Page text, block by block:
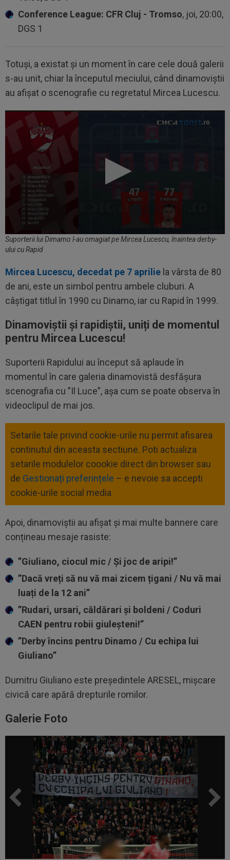
Conference League: CFR Cluj - Tromso, joi, 20:00,
DGS 1
Totuși, a existat și un moment în care cele două galerii
s-au unit, chiar la începutul meciului, când dinamoviștii
au afișat o scenografie cu regretatul Mircea Lucescu.
Suporterii lui Dimamo l-au omagiat pe Mircea Lucescu, înaintea derby-
ului cu Rapid
Mircea Lucescu, decedat pe 7 aprilie la vârsta de 80
de ani, este un simbol pentru ambele cluburi. A
câștigat titlul în 1990 cu Dinamo, iar cu Rapid în 1999.
Dinamoviștii și rapidiștii, uniți de momentul
pentru Mircea Lucescu!
Suporterii Rapidului au început să aplaude în
momentul în care galeria dinamovistă desfășura
scenografia cu ”Il Luce”, așa cum se poate observa în
videoclipul de mai jos.
Setarile tale privind cookie-urile nu permit afisarea
continutul din aceasta sectiune. Poti actualiza
setarile modulelor coookie direct din browser sau
de Gestionați preferințele – e nevoie sa accepti
cookie-urile social media
Apoi, dinamoviștii au afișat și mai multe bannere care
conțineau mesaje rasiste:
”Giuliano, ciocul mic / Și joc de aripi!”
”Dacă vreți să nu vă mai zicem țigani / Nu vă mai
luați de la 12 ani”
”Rudari, ursari, căldărari și boldeni / Coduri
CAEN pentru robii giuleșteni!”
”Derby încins pentru Dinamo / Cu echipa lui
Giuliano”
Dumitru Giuliano este președintele ARESEL, mișcare
civică care apără drepturile romilor.
Galerie Foto